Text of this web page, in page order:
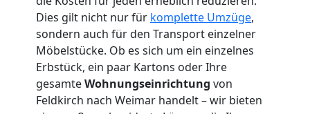
Dies gilt nicht nur für komplette Umzüge,
sondern auch für den Transport einzelner
Möbelstücke. Ob es sich um ein einzelnes
Erbstück, ein paar Kartons oder Ihre
gesamteWohnungseinrichtung von
Feldkirch nach Weimar handelt – wir bieten
Kleintransport
Feldkirch